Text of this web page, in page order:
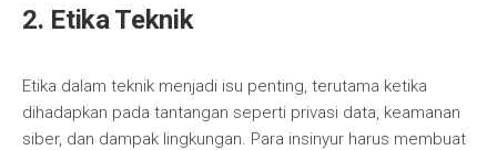
2. Etika Teknik
Etika dalam teknik menjadi isu penting, terutama ketika
dihadapkan pada tantangan seperti privasi data, keamanan
siber, dan dampak lingkungan. Para insinyur harus membuat